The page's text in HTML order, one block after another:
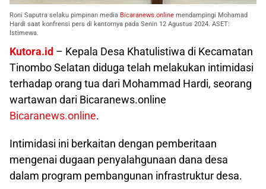
Roni Saputra selaku pimpinan media Bicaranews.online mendampingi Mohamad
Hardi saat konfrensi pers di kantornya pada Senin 12 Agustus 2024. ASET:
Istimewa.
Kutora.id – Kepala Desa Khatulistiwa di Kecamatan
Tinombo Selatan diduga telah melakukan intimidasi
terhadap orang tua dari Mohammad Hardi, seorang
wartawan dari Bicaranews.online
Bicaranews.online.
Intimidasi ini berkaitan dengan pemberitaan
mengenai dugaan penyalahgunaan dana desa
dalam program pembangunan infrastruktur desa.